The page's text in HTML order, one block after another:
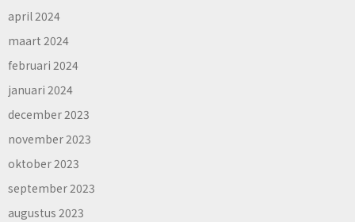
april 2024
maart 2024
februari 2024
januari 2024
december 2023
november 2023
oktober 2023
september 2023
augustus 2023